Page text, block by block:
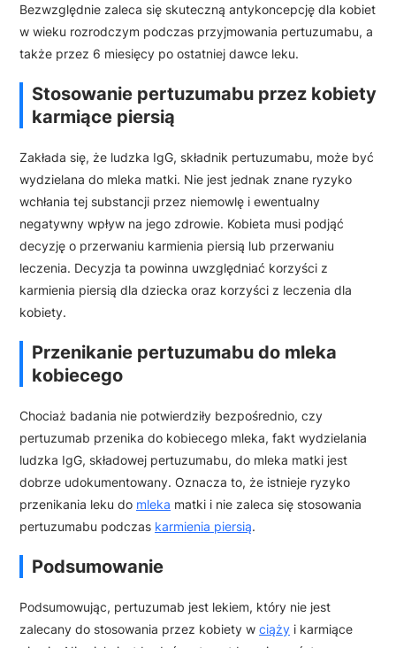
Bezwzględnie zaleca się skuteczną antykoncepcję dla kobiet
w wieku rozrodczym podczas przyjmowania pertuzumabu, a
także przez 6 miesięcy po ostatniej dawce leku.
Stosowanie pertuzumabu przez kobiety
karmiące piersią
Zakłada się, że ludzka IgG, składnik pertuzumabu, może być
wydzielana do mleka matki. Nie jest jednak znane ryzyko
wchłania tej substancji przez niemowlę i ewentualny
negatywny wpływ na jego zdrowie. Kobieta musi podjąć
decyzję o przerwaniu karmienia piersią lub przerwaniu
leczenia. Decyzja ta powinna uwzględniać korzyści z
karmienia piersią dla dziecka oraz korzyści z leczenia dla
kobiety.
Przenikanie pertuzumabu do mleka
kobiecego
Chociaż badania nie potwierdziły bezpośrednio, czy
pertuzumab przenika do kobiecego mleka, fakt wydzielania
ludzka IgG, składowej pertuzumabu, do mleka matki jest
dobrze udokumentowany. Oznacza to, że istnieje ryzyko
przenikania leku do mleka matki i nie zaleca się stosowania
pertuzumabu podczas karmienia piersią.
Podsumowanie
Podsumowując, pertuzumab jest lekiem, który nie jest
zalecany do stosowania przez kobiety w ciąży i karmiące